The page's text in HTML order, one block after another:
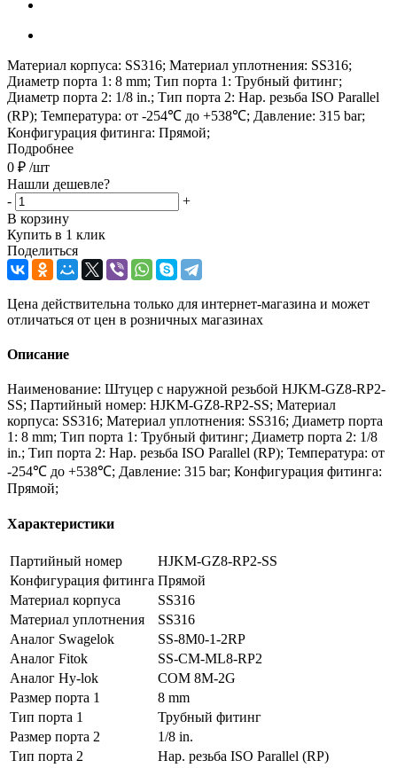
Материал корпуса: SS316; Материал уплотнения: SS316;
Диаметр порта 1: 8 mm; Тип порта 1: Трубный фитинг;
Диаметр порта 2: 1/8 in.; Тип порта 2: Нар. резьба ISO Parallel
(RP); Температура: от -254℃ до +538℃; Давление: 315 bar;
Конфигурация фитинга: Прямой;
Подробнее
0 ₽ /шт
Нашли дешевле?
-
+
В корзину
Купить в 1 клик
Поделиться
Цена действительна только для интернет-магазина и может
отличаться от цен в розничных магазинах
Описание
Наименование: Штуцер с наружной резьбой HJKM-GZ8-RP2-
SS; Партийный номер: HJKM-GZ8-RP2-SS; Материал
корпуса: SS316; Материал уплотнения: SS316; Диаметр порта
1: 8 mm; Тип порта 1: Трубный фитинг; Диаметр порта 2: 1/8
in.; Тип порта 2: Нар. резьба ISO Parallel (RP); Температура: от
-254℃ до +538℃; Давление: 315 bar; Конфигурация фитинга:
Прямой;
Характеристики
Партийный номер
HJKM-GZ8-RP2-SS
Конфигурация фитинга Прямой
Материал корпуса
SS316
Материал уплотнения
SS316
Аналог Swagelok
SS-8M0-1-2RP
Аналог Fitok
SS-CM-ML8-RP2
Аналог Hy-lok
COM 8M-2G
Размер порта 1
8 mm
Тип порта 1
Трубный фитинг
Размер порта 2
1/8 in.
Тип порта 2
Нар. резьба ISO Parallel (RP)